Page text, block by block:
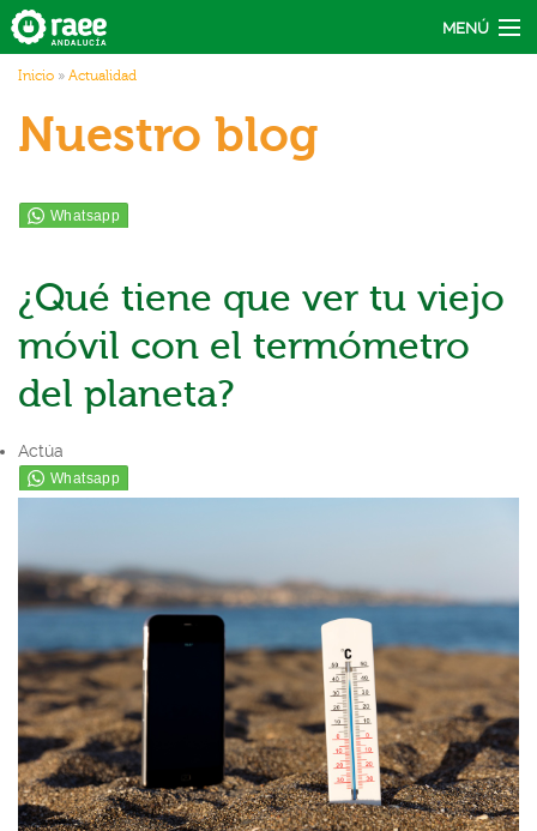
Pasar al contenido principal
MENÚ
Actúa
Recicla
Usted está aquí
Inicio » Actualidad
Nuestro blog
¿Qué tiene que ver tu viejo
móvil con el termómetro
del planeta?
Actúa